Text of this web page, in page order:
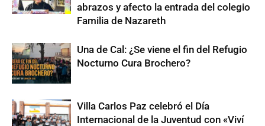
abrazos y afecto la entrada del colegio
Familia de Nazareth
Una de Cal: ¿Se viene el fin del Refugio
Nocturno Cura Brochero?
Villa Carlos Paz celebró el Día
Internacional de la Juventud con «Viví